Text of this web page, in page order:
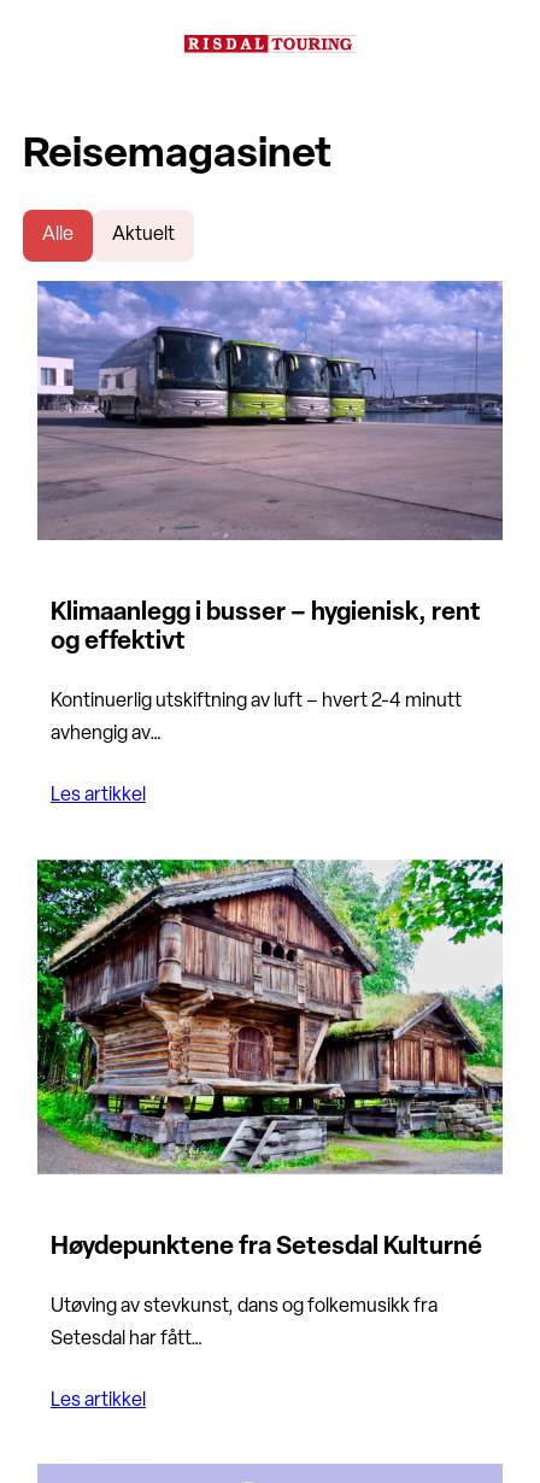
Reisemagasinet
Alle Aktuelt
Klimaanlegg i busser – hygienisk, rent
og effektivt
Kontinuerlig utskiftning av luft – hvert 2-4 minutt
avhengig av…
Les artikkel
Høydepunktene fra Setesdal Kulturné
Utøving av stevkunst, dans og folkemusikk fra
Setesdal har fått…
Les artikkel